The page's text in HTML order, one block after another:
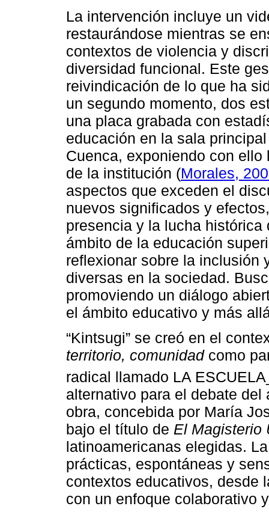
La intervención incluye un
restaurándose mientras se
contextos de violencia y
diversidad funcional. Este
reivindicación de lo que ha
un segundo momento, dos
una placa grabada con
educación en la sala
Cuenca, exponiendo con
de la institución (Morales,
aspectos que exceden el
nuevos significados y
presencia y la lucha
ámbito de la educación
reflexionar sobre la inclusión
diversas en la sociedad.
promoviendo un diálogo
el ámbito educativo y más
“Kintsugi” se creó en el
territorio, comunidadcomo
radical llamado LA
alternativo para el debate
obra, concebida por María
bajo el título de El Magisterio
latinoamericanas elegidas.
prácticas, espontáneas y
contextos educativos, desde
con un enfoque colaborativo